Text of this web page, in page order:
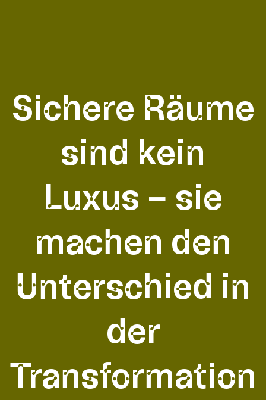
Sichere Räume
sind kein
Luxus – sie
machen den
Unterschied in
der
Transformation